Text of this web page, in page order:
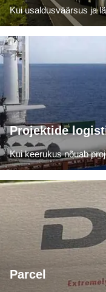
Kui usaldusväärsus ja
Projektide
Kui keerukus nõuab
Parcel